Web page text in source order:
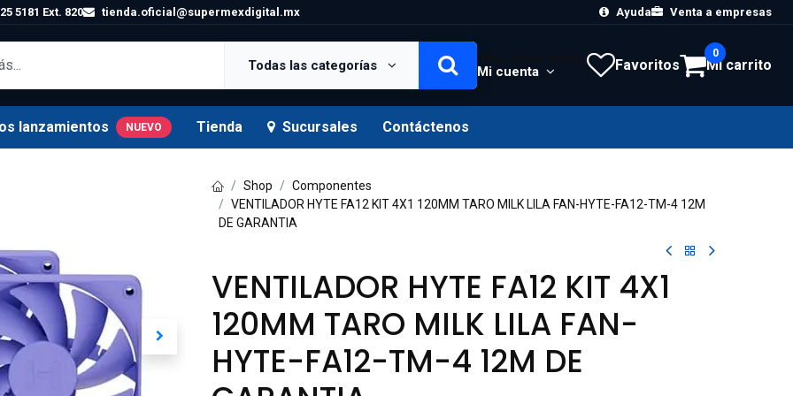
5181 Ext. 820 tienda.oficial@supermexdigital.mx Ayuda Venta a empresas
Todas las categorías Mi cuenta Favoritos Mi carrito
0
lanzamientos NUEVO Tienda Sucursales Contáctenos
Shop
Componentes
VENTILADOR HYTE FA12 KIT 4X1 120MM TARO MILK LILA FAN-HYTE-FA12-TM-4 12M
DE GARANTIA
VENTILADOR HYTE FA12 KIT 4X1
120MM TARO MILK LILA FAN-
HYTE-FA12-TM-4 12M DE